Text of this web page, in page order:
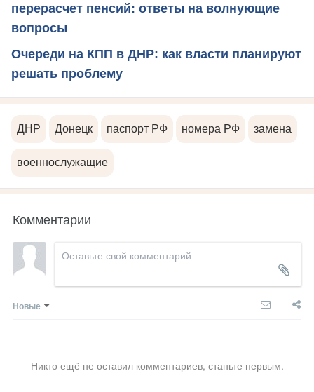
перерасчет пенсий: ответы на волнующие
вопросы
Очереди на КПП в ДНР: как власти планируют
решать проблему
ДНР Донецк паспорт РФ номера РФ замена
военнослужащие
Комментарии
Новые
Никто ещё не оставил комментариев, станьте первым.